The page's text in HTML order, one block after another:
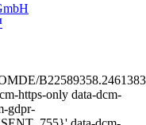
https-only data-dcm-
gdpr-